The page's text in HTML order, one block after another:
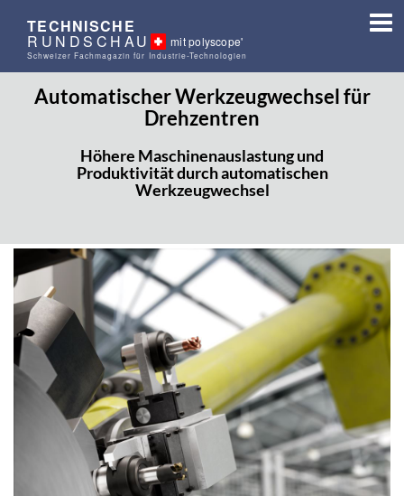
TECHNISCHE
RUNDSCHAU mit polyscope'
Schweizer Fachmagazin für Industrie-Technologien
Automatischer Werkzeugwechsel für
Drehzentren
Höhere Maschinenauslastung und
Produktivität durch automatischen
Werkzeugwechsel